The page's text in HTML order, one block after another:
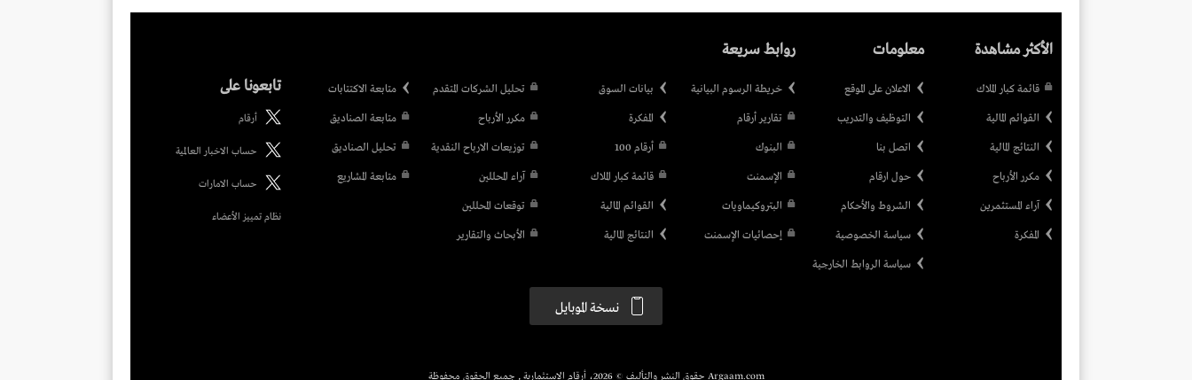
الأكثر مشاهدة
قائمة كبار الملاك
القوائم المالية
النتائج المالية
مكرر الأرباح
آراء المستثمرين
المفكرة
معلومات
الاعلان على الموقع
التوظيف والتدريب
اتصل بنا
حول ارقام
الشروط والأحكام
سياسة الخصوصية
سياسة الروابط الخارجية
روابط سريعة
خريطة الرسوم البيانية
تقارير أرقام
البنوك
الإسمنت
البتروكيماويات
إحصائيات الإسمنت
بيانات السوق
المفكرة
أرقام 100
قائمة كبار الملاك
القوائم المالية
النتائج المالية
تحليل الشركات المتقدم
مكرر الأرباح
توزيعات الارباح النقدية
آراء المحللين
توقعات المحللين
الأبحاث والتقارير
متابعة الاكتتابات
متابعة الصناديق
تحليل الصناديق
متابعة المشاريع
تابعونا على
أرقام
حساب الاخبار العالمية
حساب الامارات
نظام تمييز الأعضاء
نسخة الموبايل
Argaam.com حقوق النشر والتأليف © 2026، أرقام الاستثمارية , جميع الحقوق محفوظة